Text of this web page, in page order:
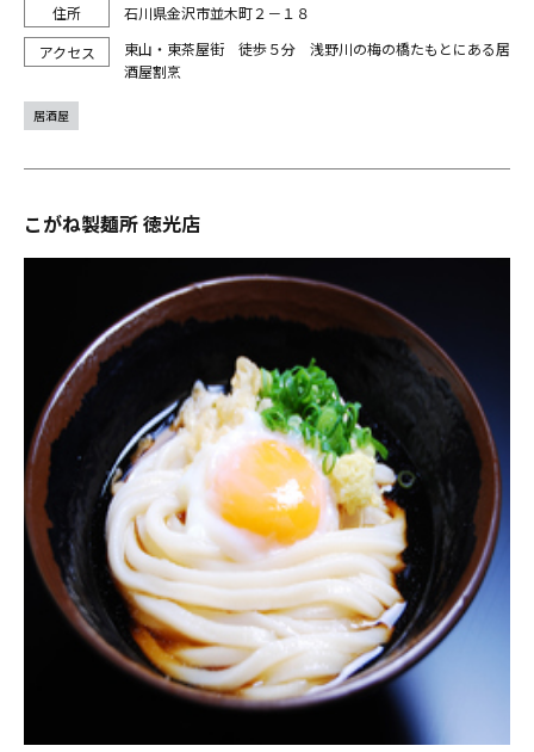
石川県金沢市並木町２－１８
東山・東茶屋街 徒歩５分 浅野川の梅の橋たもとにある居
酒屋割烹
居酒屋
こがね製麺所 徳光店